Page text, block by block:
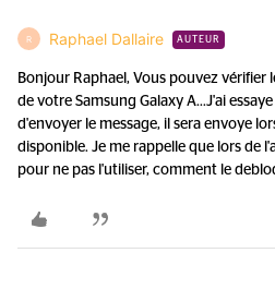
R Raphael Dallaire AUTEUR
Bonjour Raphael, Vous pouvez vérifier
de votre Samsung Galaxy A...J'ai
d'envoyer le message, il sera envoye
disponible. Je me rappelle que lors de
pour ne pas l'utiliser, comment le